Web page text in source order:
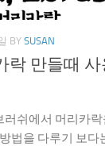
BY SUSAN
락 만들때
쉬에서 머리카
법을 다루기 보다